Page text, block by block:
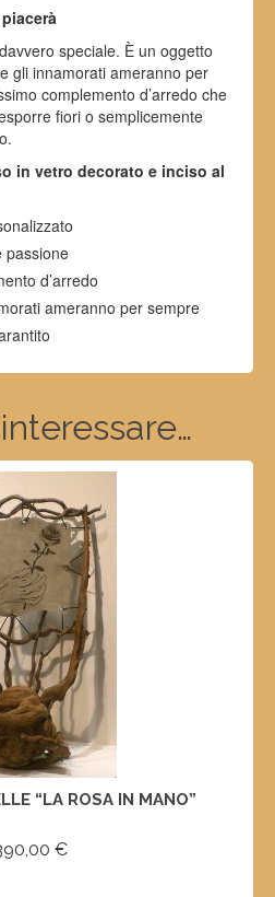
speciale. È un oggetto
gli innamorati ameranno per
complemento d’arredo che
fiori o semplicemente
in vetro decorato e inciso al
passione
d’arredo
ameranno per sempre
“LA ROSA IN MANO”
€